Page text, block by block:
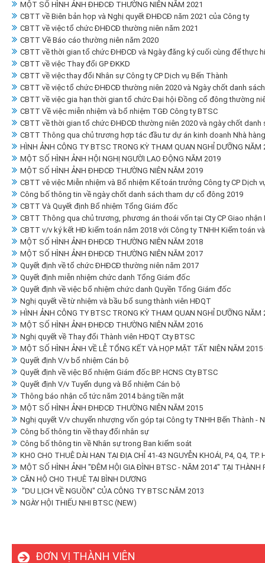
MỘT SỐ HÌNH ẢNH ĐHĐCĐ THƯỜNG NIÊN NĂM 2021
CBTT về Biên bản họp và Nghị quyết ĐHĐCĐ năm 2021 của Công ty
CBTT về việc tổ chức ĐHĐCĐ thường niên năm 2021
CBTT Về Báo cáo thường niên năm 2020
CBTT về thời gian tổ chức ĐHĐCĐ và Ngày đăng ký cuối cùng để thực
CBTT về việc Thay đổi GP ĐKKD
CBTT về việc thay đổi Nhân sự Công ty CP Dịch vụ Bến Thành
CBTT về việc tổ chức ĐHĐCĐ thường niên 2020 và Ngày chốt danh
CBTT về việc gia hạn thời gian tổ chức Đại hội Đồng cổ đông thường
CBTT Về việc miễn nhiệm và bổ nhiệm TGĐ Công ty BTSC
CBTT về thời gian tổ chức ĐHĐCĐ thường niên 2020 và ngày chốt
CBTT Thông qua chủ trương hợp tác đầu tư dự án kinh doanh Nhà
HÌNH ẢNH CÔNG TY BTSC TRONG KỲ THAM QUAN NGHỈ DƯỠNG NĂM
MỘT SỐ HÌNH ẢNH HỘI NGHỊ NGƯỜI LAO ĐỘNG NĂM 2019
MỘT SỐ HÌNH ẢNH ĐHĐCĐ THƯỜNG NIÊN NĂM 2019
CBTT vê việc Miễn nhiệm và Bổ nhiệm Kế toán trưởng Công ty CP Dịch
Công bố thông tin về ngày chốt danh sách tham dự cổ đông 2019
CBTT Và Quyết định Bổ nhiệm Tổng Giám đốc
CBTT Thông qua chủ trương, phương án thoái vốn tại Cty CP Giao nhận
CBTT v/v ký kết HĐ kiểm toán năm 2018 với Công ty TNHH Kiểm toán
MỘT SỐ HÌNH ẢNH ĐHĐCĐ THƯỜNG NIÊN NĂM 2018
MỘT SỐ HÌNH ẢNH ĐHĐCĐ THƯỜNG NIÊN NĂM 2017
Quyết định về tổ chức ĐHĐCĐ thường niên năm 2017
Quyết định miễn nhiệm chức danh Tổng Giám đốc
Quyết định về việc bổ nhiệm chức danh Quyền Tổng Giám đốc
Nghị quyết về từ nhiệm và bầu bổ sung thành viên HĐQT
HÌNH ẢNH CÔNG TY BTSC TRONG KỲ THAM QUAN NGHỈ DƯỠNG NĂM
MỘT SỐ HÌNH ẢNH ĐHĐCĐ THƯỜNG NIÊN NĂM 2016
Nghị quyết về Thay đổi Thành viên HĐQT Cty BTSC
MỘT SỐ HÌNH ẢNH VỀ LỄ TỔNG KẾT VÀ HỌP MẶT TẤT NIÊN NĂM
Quyết định V/v bổ nhiệm Cán bộ
Quyết định về việc Bổ nhiệm Giám đốc BP. HCNS Cty BTSC
Quyết định V/v Tuyển dụng và Bổ nhiệm Cán bộ
Thông báo nhận cổ tức năm 2014 bằng tiền mặt
MỘT SỐ HÌNH ẢNH ĐHĐCĐ THƯỜNG NIÊN NĂM 2015
Nghị quyết V/v chuyển nhượng vốn góp tại Công ty TNHH Bến Thành -
Công bố thông tin về thay đổi nhân sự
Công bố thông tin về Nhân sự trong Ban kiểm soát
KHO CHO THUÊ DÀI HẠN TẠI ĐỊA CHỈ 41-43 NGUYỄN KHOÁI, P4, Q4, TP.
MỘT SỐ HÌNH ẢNH "ĐÊM HỘI GIA ĐÌNH BTSC - NĂM 2014" TẠI THÀNH
CĂN HỘ CHO THUÊ TẠI BÌNH DƯƠNG
"DU LỊCH VỀ NGUỒN" CỦA CÔNG TY BTSC NĂM 2013
NGÀY HỘI THIẾU NHI BTSC (NEW)
ĐƠN VỊ THÀNH VIÊN